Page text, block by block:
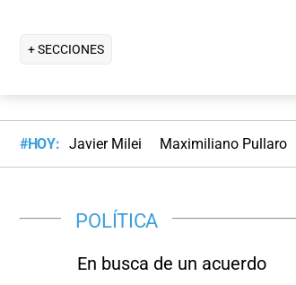
+ SECCIONES
#HOY: Javier Milei Maximiliano Pullaro
POLÍTICA
En busca de un acuerdo